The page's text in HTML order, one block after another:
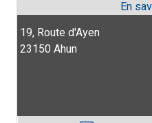
19, Route d'Ayen
23150 Ahun